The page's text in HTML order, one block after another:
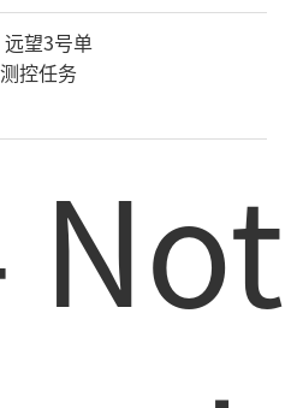
望3号单
控任务
Not